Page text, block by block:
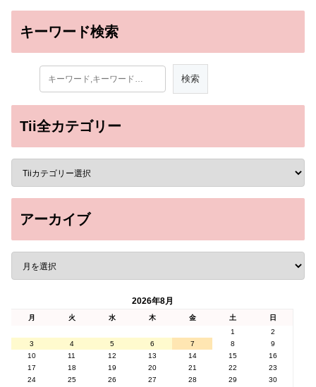
キーワード検索
Tii全カテゴリー
アーカイブ
2026年8月
月 火 水 木 金 土
日
1
2
3
4 5 6 7 8
9
10
11 12 13 14 15
16
17
18 19 20 21 22
23
24
25 26 27 28 29
30